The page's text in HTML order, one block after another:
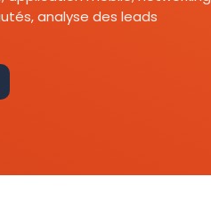
analyse des leads